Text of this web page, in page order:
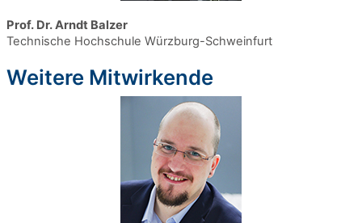
Prof. Dr. Arndt Balzer
Technische Hochschule Würzburg-Schweinfurt
Weitere Mitwirkende